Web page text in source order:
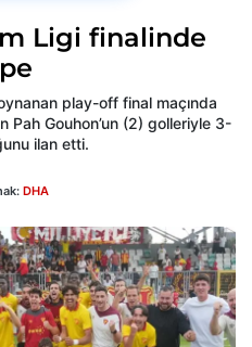
Ligi finalinde
play-off final maçında
Pah Gouhon’un (2) golleriyle 3-
ilan etti.
DHA